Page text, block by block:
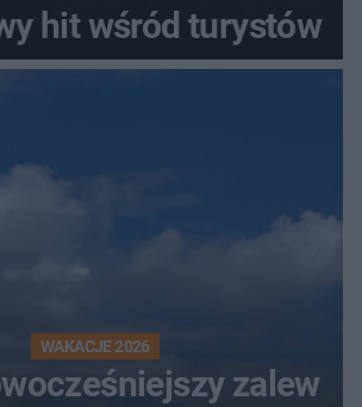
hit wśród turystów
WAKACJE 2026
zalew